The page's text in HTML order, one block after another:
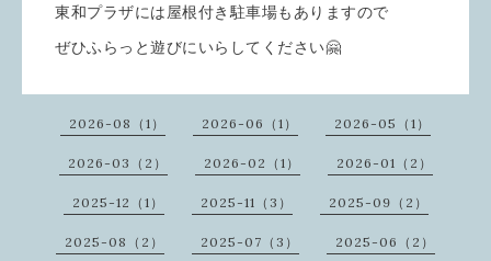
東和プラザには屋根付き駐車場もありますので
ぜひふらっと遊びにいらしてください🤗
2026-08（1） 2026-06（1） 2026-05（1）
2026-03（2） 2026-02（1） 2026-01（2）
2025-12（1） 2025-11（3） 2025-09（2）
2025-08（2） 2025-07（3） 2025-06（2）